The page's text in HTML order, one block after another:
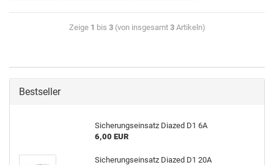
Zeige 1 bis 3(von insgesamt 3Artikeln)
Bestseller
Sicherungseinsatz Diazed D1 6A
6,00 EUR
Sicherungseinsatz Diazed D1 20A